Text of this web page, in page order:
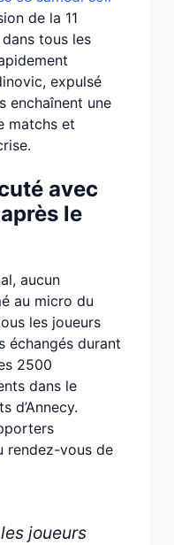
de la 11
tous les
expulsé
enchaînent une
matchs et
avec
le
aucun
au micro du
les joueurs
échangés durant
2500
dans le
d’Annecy.
rendez-vous de
joueurs